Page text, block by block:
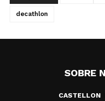
decathlon
SOBRE
CASTELLON